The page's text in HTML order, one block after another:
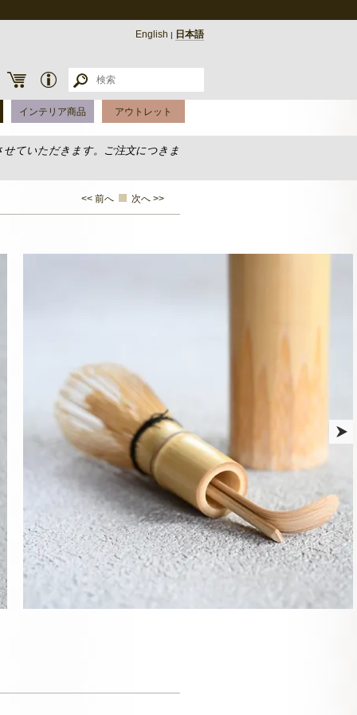
English | 日本語
インテリア商品 アウトレット
せていただきます。ご注文につきま
<< 前へ 次へ >>